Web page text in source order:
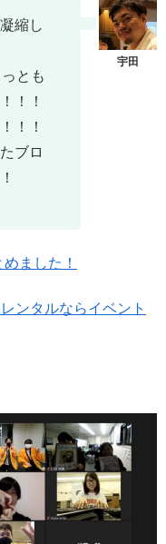
縮し
とも
！！
！！
ブロ
ました！
ンタルならイベント